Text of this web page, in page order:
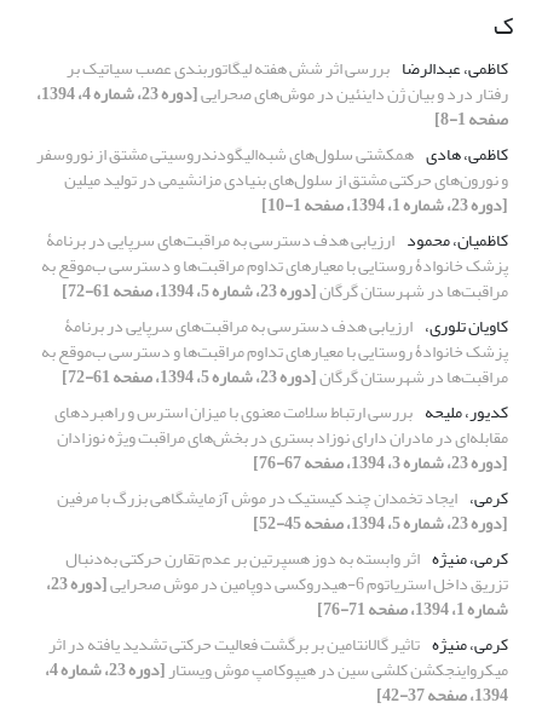
ک
کاظمی، عبدالرضا بررسی اثر شش هفته لیگاتوربندی عصب سیاتیک بر
رفتار درد و بیان ژن داینئین در موش‌های صحرایی [دوره 23، شماره 4، 1394،
صفحه 1-8]
کاظمی، هادی همکشتی سلول‌های شبه‌الیگودندروسیتی مشتق از نوروسفر
و نورون‌های حرکتی مشتق از سلول‌های بنیادی مزانشیمی در تولید میلین
[دوره 23، شماره 1، 1394، صفحه 1-10]
کاظمیان، محمود ارزیابی هدف دسترسی به مراقبت‌های سرپایی در برنامۀ
پزشک خانوادۀ روستایی با معیار‌های تداوم مراقبت‌ها و دسترسی ب‌موقع به
مراقبت‌ها در شهرستان گرگان[دوره 23، شماره 5، 1394، صفحه 61-72]
کاویان تلوری، ارزیابی هدف دسترسی به مراقبت‌های سرپایی در برنامۀ
پزشک خانوادۀ روستایی با معیار‌های تداوم مراقبت‌ها و دسترسی ب‌موقع به
مراقبت‌ها در شهرستان گرگان[دوره 23، شماره 5، 1394، صفحه 61-72]
کدیور، ملیحه بررسی ارتباط سلامت معنوی با میزان استرس و راهبردهای
مقابله‌ای‌‌ در مادران دارای نوزاد بستری در بخش‌های مراقبت ویژه نوزادان
[دوره 23، شماره 3، 1394، صفحه 67-76]
کرمی، ایجاد تخمدان چند کیستیک در موش آزمایشگاهی بزرگ با مرفین
[دوره 23، شماره 5، 1394، صفحه 45-52]
کرمی، منیژه اثر وابسته به دوز هسپرتین بر عدم تقارن حرکتی به‌دنبال
تزریق داخل استریاتوم 6-هیدروکسی دوپامین در موش صحرایی [دوره 23،
شماره 1، 1394، صفحه 71-76]
کرمی، منیژه تاثیر گالانتامین بر برگشت فعالیت حرکتی تشدید یافته در اثر
میکرواینجکشن کلشی سین در هیپوکامپ موش ویستار [دوره 23، شماره 4،
1394، صفحه 37-42]